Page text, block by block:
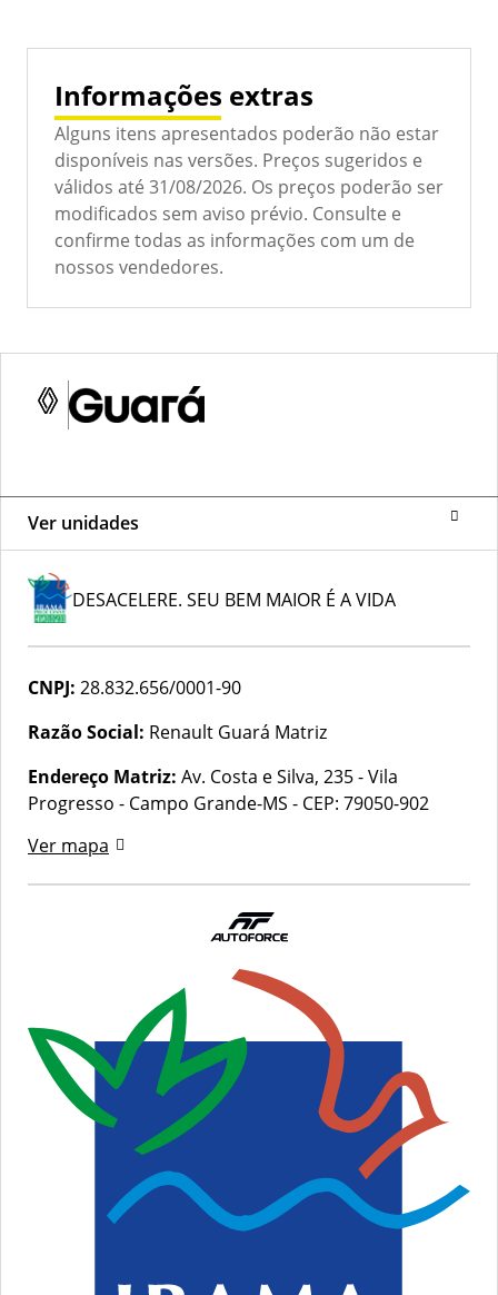
Informações extras
Alguns itens apresentados poderão não estar
disponíveis nas versões. Preços sugeridos e
válidos até 31/08/2026. Os preços poderão ser
modificados sem aviso prévio. Consulte e
confirme todas as informações com um de
nossos vendedores.
Ver unidades
DESACELERE. SEU BEM MAIOR É A VIDA
CNPJ: 28.832.656/0001-90
Razão Social: Renault Guará Matriz
Endereço Matriz: Av. Costa e Silva, 235 - Vila
Progresso - Campo Grande-MS - CEP: 79050-902
Ver mapa